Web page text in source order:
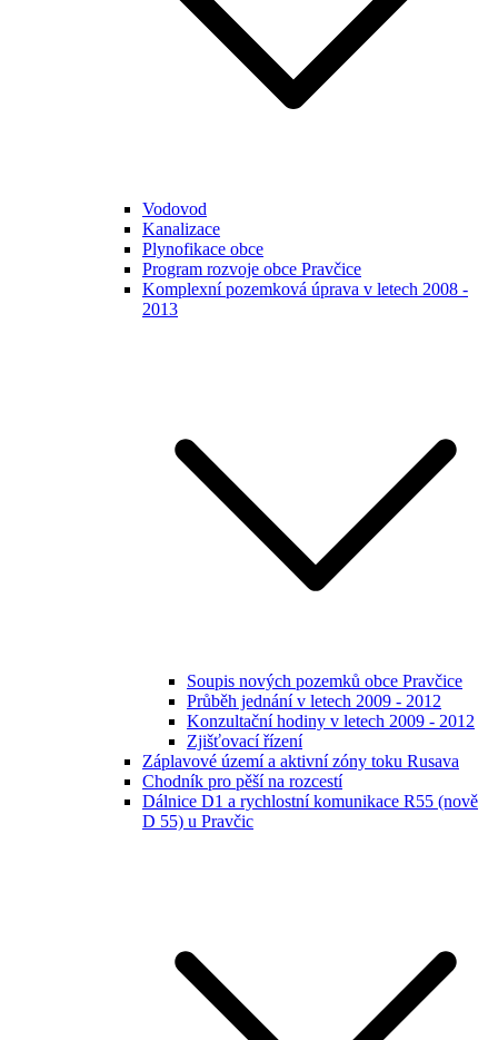
Vodovod
Kanalizace
Plynofikace obce
Program rozvoje obce Pravčice
Komplexní pozemková úprava v letech 2008 -
2013
Soupis nových pozemků obce Pravčice
Průběh jednání v letech 2009 - 2012
Konzultační hodiny v letech 2009 - 2012
Zjišťovací řízení
Záplavové území a aktivní zóny toku Rusava
Chodník pro pěší na rozcestí
Dálnice D1 a rychlostní komunikace R55 (nově
D 55) u Pravčic